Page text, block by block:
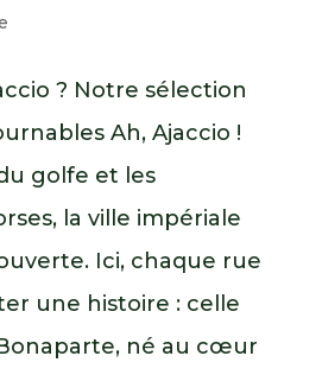
? Notre sélection
Ah, Ajaccio !
golfe et les
la ville impériale
Ici, chaque rue
une histoire : celle
né au cœur